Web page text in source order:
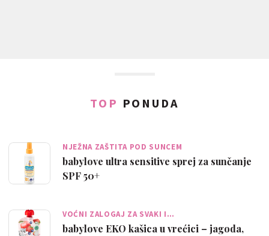
TOP PONUDA
NJEŽNA ZAŠTITA POD SUNCEM
babylove ultra sensitive sprej za sunčanje
SPF 50+
VOĆNI ZALOGAJ ZA SVAKI I…
babylove EKO kašica u vrećici – jagoda,